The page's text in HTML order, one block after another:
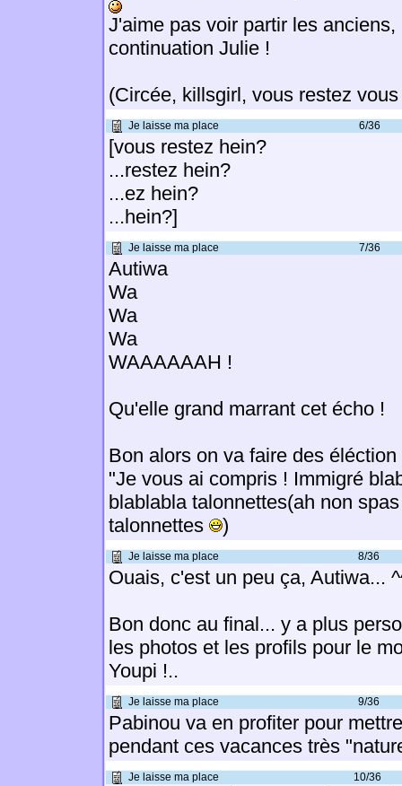
J'aime pas voir partir les
continuation Julie !
(Circée, killsgirl, vous restez
Je laisse ma place 6/36
[vous restez hein?
...restez hein?
...ez hein?
...hein?]
Je laisse ma place 7/36
Autiwa
Wa
Wa
Wa
WAAAAAAH !
Qu'elle grand marrant cet écho !
Bon alors on va faire des éléction
"Je vous ai compris ! Immigré
blablabla talonnettes(ah non
talonnettes
)
Je laisse ma place 8/36
Ouais, c'est un peu ça, Autiwa...
Bon donc au final... y a plus
les photos et les profils pour le
Youpi !..
Je laisse ma place 9/36
Pabinou va en profiter pour
pendant ces vacances très
Je laisse ma place 10/36